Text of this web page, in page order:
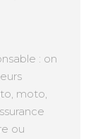
: on
moto,
ou